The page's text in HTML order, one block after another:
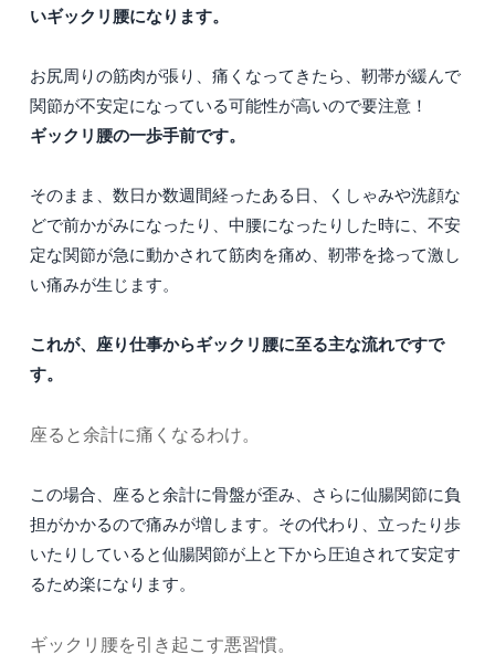
いギックリ腰になります。
お尻周りの筋肉が張り、痛くなってきたら、靭帯が緩んで
関節が不安定になっている可能性が高いので要注意！
ギックリ腰の一歩手前です。
そのまま、数日か数週間経ったある日、くしゃみや洗顔な
どで前かがみになったり、中腰になったりした時に、不安
定な関節が急に動かされて筋肉を痛め、靭帯を捻って激し
い痛みが生じます。
これが、座り仕事からギックリ腰に至る主な流れですで
す。
座ると余計に痛くなるわけ。
この場合、座ると余計に骨盤が歪み、さらに仙腸関節に負
担がかかるので痛みが増します。その代わり、立ったり歩
いたりしていると仙腸関節が上と下から圧迫されて安定す
るため楽になります。
ギックリ腰を引き起こす悪習慣。